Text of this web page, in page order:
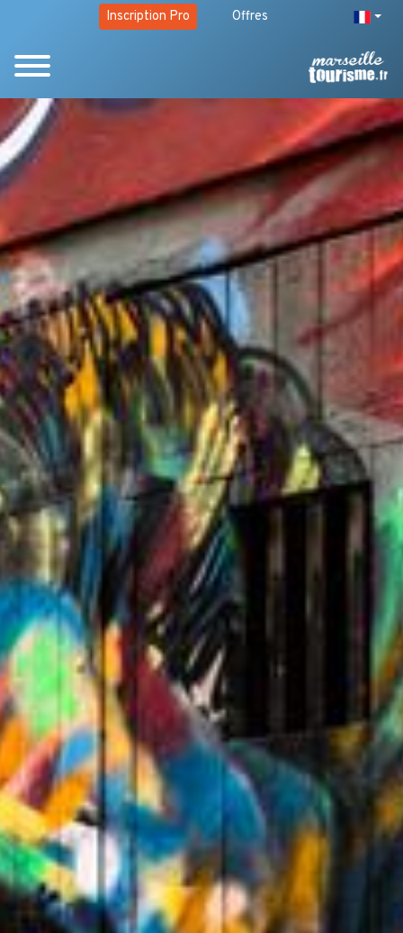
Inscription Pro Offres